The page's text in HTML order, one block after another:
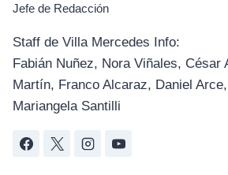
Jefe de Redacción
Staff de Villa Mercedes Info:
Fabián Nuñez, Nora Viñales, César
Martín, Franco Alcaraz, Daniel
Mariangela Santilli